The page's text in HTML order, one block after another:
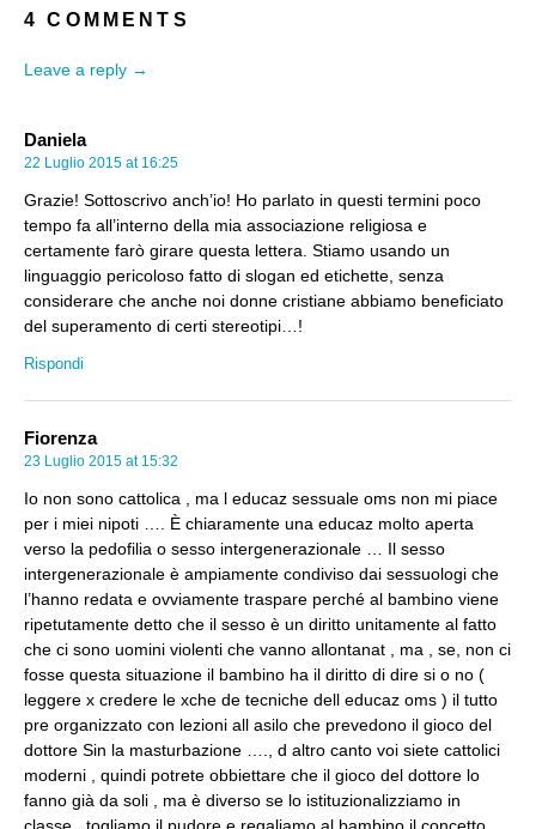
4 COMMENTS
Leave a reply →
Daniela
22 Luglio 2015 at 16:25
Grazie! Sottoscrivo anch’io! Ho parlato in questi termini poco
tempo fa all’interno della mia associazione religiosa e
certamente farò girare questa lettera. Stiamo usando un
linguaggio pericoloso fatto di slogan ed etichette, senza
considerare che anche noi donne cristiane abbiamo beneficiato
del superamento di certi stereotipi…!
Rispondi
Fiorenza
23 Luglio 2015 at 15:32
Io non sono cattolica , ma l educaz sessuale oms non mi piace
per i miei nipoti …. È chiaramente una educaz molto aperta
verso la pedofilia o sesso intergenerazionale … Il sesso
intergenerazionale è ampiamente condiviso dai sessuologi che
l’hanno redata e ovviamente traspare perché al bambino viene
ripetutamente detto che il sesso è un diritto unitamente al fatto
che ci sono uomini violenti che vanno allontanat , ma , se, non ci
fosse questa situazione il bambino ha il diritto di dire si o no (
leggere x credere le xche de tecniche dell educaz oms ) il tutto
pre organizzato con lezioni all asilo che prevedono il gioco del
dottore Sin la masturbazione …., d altro canto voi siete cattolici
moderni , quindi potrete obbiettare che il gioco del dottore lo
fanno già da soli , ma è diverso se lo istituzionalizziamo in
classe , togliamo il pudore e regaliamo al bambino il concetto